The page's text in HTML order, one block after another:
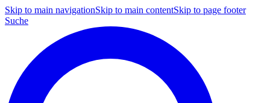
Skip to main navigationSkip to main contentSkip to page footer
Suche